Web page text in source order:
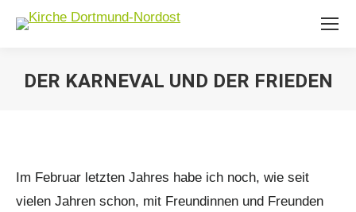
DER KARNEVAL UND DER FRIEDEN
Im Februar letzten Jahres habe ich noch, wie seit
vielen Jahren schon, mit Freundinnen und Freunden